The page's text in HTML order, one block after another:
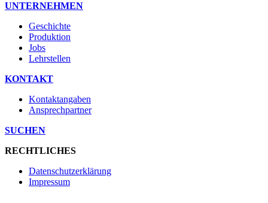
UNTERNEHMEN
Geschichte
Produktion
Jobs
Lehrstellen
KONTAKT
Kontaktangaben
Ansprechpartner
SUCHEN
RECHTLICHES
Datenschutzerklärung
Impressum